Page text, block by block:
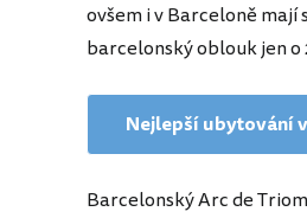
ovšem i v Barceloně mají
barcelonský oblouk jen o
Nejlepší ubytování
Barcelonský Arc de